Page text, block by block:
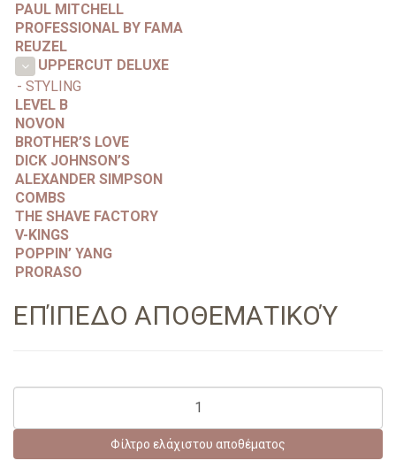
PAUL MITCHELL
PROFESSIONAL BY FAMA
REUZEL
UPPERCUT DELUXE
- STYLING
LEVEL B
NOVON
BROTHER’S LOVE
DICK JOHNSON’S
ALEXANDER SIMPSON
COMBS
THE SHAVE FACTORY
V-KINGS
POPPIN’ YANG
PRORASO
ΕΠΊΠΕΔΟ ΑΠΟΘΕΜΑΤΙΚΟΎ
Φίλτρο ελάχιστου αποθέματος